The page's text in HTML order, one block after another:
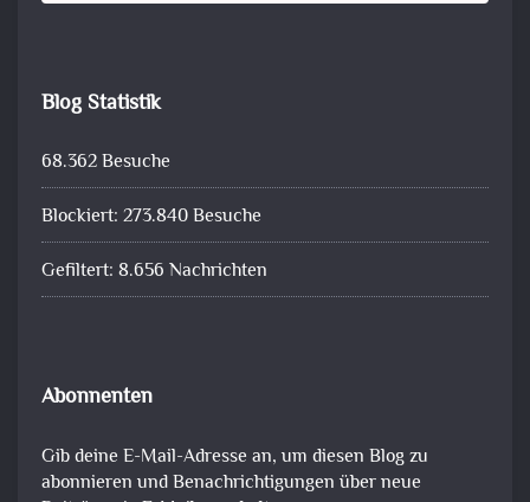
Blog Statistik
68.362 Besuche
Blockiert: 273.840 Besuche
Gefiltert: 8.656 Nachrichten
Abonnenten
Gib deine E-Mail-Adresse an, um diesen Blog zu
abonnieren und Benachrichtigungen über neue